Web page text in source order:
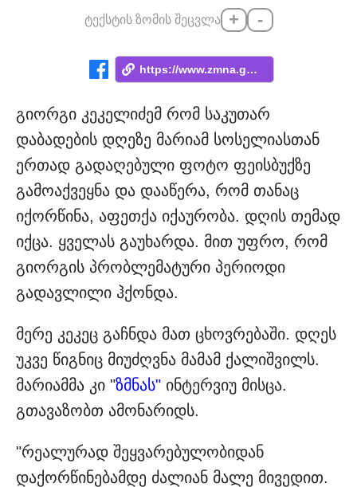
ტექსტის ზომის შეცვლა + -
https://www.zmna.ge/news/rats-dro-gadis-...
გიორგი კეკელიძემ რომ საკუთარ
დაბადების დღეზე მარიამ სოსელიასთან
ერთად გადაღებული ფოტო ფეისბუქზე
გამოაქვეყნა და დააწერა, რომ თანაც
იქორწინა, აფეთქა იქაურობა. დღის თემად
იქცა. ყველას გაუხარდა. მით უფრო, რომ
გიორგის პრობლემატური პერიოდი
გადავლილი ჰქონდა.
მერე კეკეც გაჩნდა მათ ცხოვრებაში. დღეს
უკვე წიგნიც მიუძღვნა მამამ ქალიშვილს.
მარიამმა კი "ზმნას" ინტერვიუ მისცა.
გთავაზობთ ამონარიდს.
"რეალურად შეყვარებულობიდან
დაქორწინებამდე ძალიან მალე მივედით.